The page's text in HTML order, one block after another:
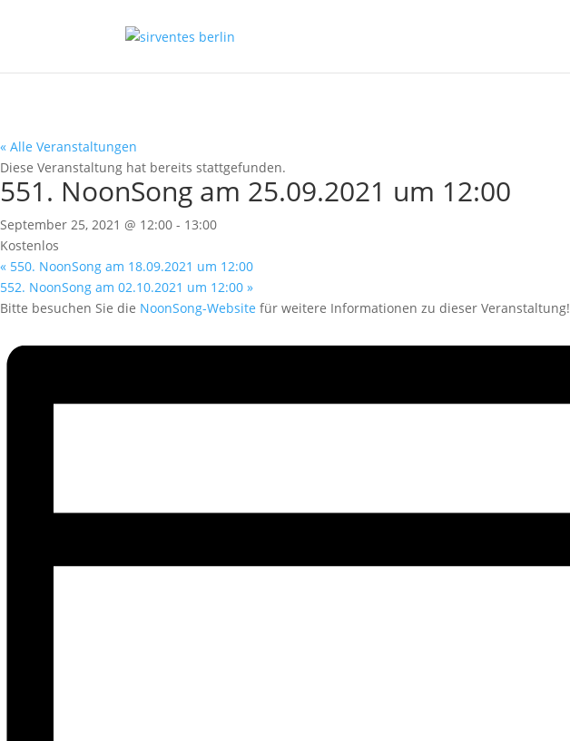
« Alle Veranstaltungen
Diese Veranstaltung hat bereits stattgefunden.
551. NoonSong am 25.09.2021 um 12:00
September 25, 2021 @ 12:00 - 13:00
Kostenlos
« 550. NoonSong am 18.09.2021 um 12:00
552. NoonSong am 02.10.2021 um 12:00 »
Bitte besuchen Sie die NoonSong-Website für weitere Informationen zu dieser Veranstaltung!